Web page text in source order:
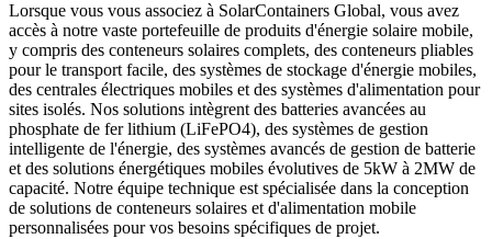
Lorsque vous vous associez à SolarContainers Global, vous avez
accès à notre vaste portefeuille de produits d'énergie solaire mobile,
y compris des conteneurs solaires complets, des conteneurs pliables
pour le transport facile, des systèmes de stockage d'énergie mobiles,
des centrales électriques mobiles et des systèmes d'alimentation pour
sites isolés. Nos solutions intègrent des batteries avancées au
phosphate de fer lithium (LiFePO4), des systèmes de gestion
intelligente de l'énergie, des systèmes avancés de gestion de batterie
et des solutions énergétiques mobiles évolutives de 5kW à 2MW de
capacité. Notre équipe technique est spécialisée dans la conception
de solutions de conteneurs solaires et d'alimentation mobile
personnalisées pour vos besoins spécifiques de projet.